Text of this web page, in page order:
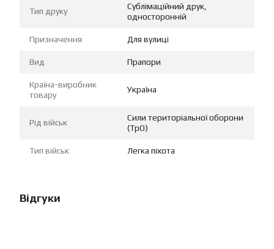
Тип друку
Сублімаційний друк,
односторонній
Призначення Для вулиці
Вид Прапори
Країна-виробник
товару
Україна
Рід військ
Сили територіальної оборони
(ТрО)
Тип військ Легка піхота
Відгуки